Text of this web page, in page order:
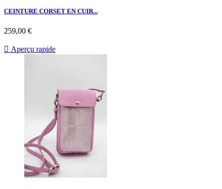
CEINTURE CORSET EN CUIR...
259,00 €
 Aperçu rapide